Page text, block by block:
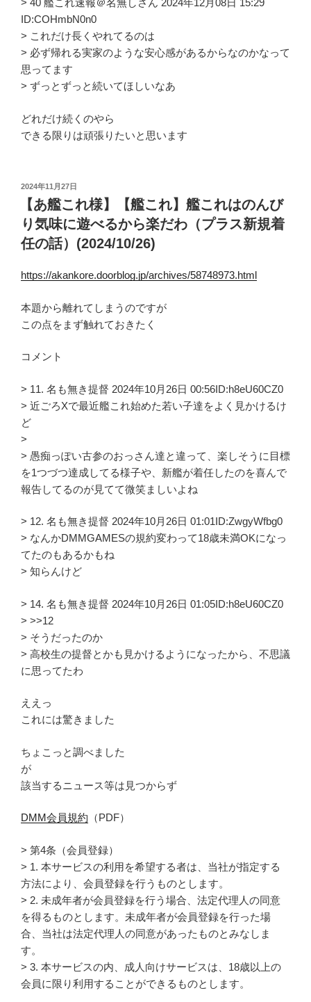
> 40 艦これ速報＠名無しさん 2024年12月08日 15:29
ID:COHmbN0n0
> これだけ長くやれてるのは
> 必ず帰れる実家のような安心感があるからなのかなって
思ってます
> ずっとずっと続いてほしいなあ
どれだけ続くのやら
できる限りは頑張りたいと思います
投
日:
2024年11月27日
【あ艦これ様】【艦これ】艦これはのんび
り気味に遊べるから楽だわ（プラス新規着
任の話）(2024/10/26)
https://akankore.doorblog.jp/archives/58748973.html
本題から離れてしまうのですが
この点をまず触れておきたく
コメント
> 11. 名も無き提督 2024年10月26日 00:56ID:h8eU60CZ0
> 近ごろXで最近艦これ始めた若い子達をよく見かけるけ
ど
>
> 愚痴っぽい古参のおっさん達と違って、楽しそうに目標
を1つづつ達成してる様子や、新艦が着任したのを喜んで
報告してるのが見てて微笑ましいよね
> 12. 名も無き提督 2024年10月26日 01:01ID:ZwgyWfbg0
> なんかDMMGAMESの規約変わって18歳未満OKになっ
てたのもあるかもね
> 知らんけど
> 14. 名も無き提督 2024年10月26日 01:05ID:h8eU60CZ0
> >>12
> そうだったのか
> 高校生の提督とかも見かけるようになったから、不思議
に思ってたわ
ええっ
これには驚きました
ちょこっと調べました
が
該当するニュース等は見つからず
DMM会員規約 （PDF）
> 第4条（会員登録）
> 1. 本サービスの利用を希望する者は、当社が指定する
方法により、会員登録を行うものとします。
> 2. 未成年者が会員登録を行う場合、法定代理人の同意
を得るものとします。未成年者が会員登録を行った場
合、当社は法定代理人の同意があったものとみなしま
す。
> 3. 本サービスの内、成人向けサービスは、18歳以上の
会員に限り利用することができるものとします。